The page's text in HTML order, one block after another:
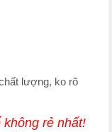
lượng, ko rõ
không rẻ nhất!